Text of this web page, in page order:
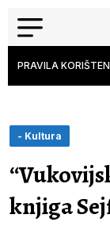
PRAVILA
- Kultura
knjiga